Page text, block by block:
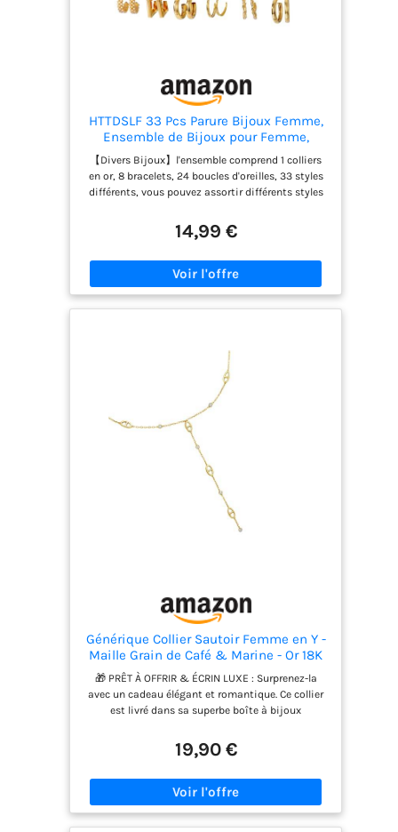
HTTDSLF 33 Pcs Parure Bijoux Femme,
Ensemble de Bijoux pour Femme,
Bracelet Femmes, Collier Femmes, Lot
de Bracelet Réglable Or pour Femme
Fille Cadeau Bijoux
【Divers Bijoux】l'ensemble comprend 1 colliers
en or, 8 bracelets, 24 boucles d'oreilles, 33 styles
différents, vous pouvez assortir différents styles
Un ensemble de bracelets simples et exquis.
Chaque bracelet peut être porté séparément ou
chaînes. Le bracelet en or polyvalent convient à
toutes les occasions. 【Taille】Un ensemble de
Pour Les Lieux】Parfait pour les concerts, le
cosplay et la vie quotidienne, que vous assistiez
à un concert de retour, que vous souhaitiez
adopter un look cosplay ou simplement montrer
votre amour à vos fans, cet ensemble de bijoux
s'associe facilement à la mode K-pop et aux
tenues de tous les jours. 【Cadeau IdéAl】
L'ensemble est le meilleur cadeau d'anniversaire
pour les amis, les amoureux, les couples, la mère
ou votre propre récompense. Idéal pour un
anniversaire, la Saint-Valentin, la fête des mères,
un anniversaire ou d'autres festivals surprise.
14,99 €
Générique Collier Sautoir Femme en Y -
Maille Grain de Café & Marine - Or 18K
sur Acier Inoxydable - Bijou Étanche et
Anti-Ternissement - Chaîne Cravate
Longue - Idée Cadeau
🎁 PRÊT À OFFRIR & ÉCRIN LUXE : Surprenez-la
avec un cadeau élégant et romantique. Ce collier
est livré dans sa superbe boîte à bijoux
fête ou simplement pour faire plaisir. Un bijou
prêt à offrir qui fera briller les yeux de celle qui le
en Acier Inoxydable 316L de haute qualité avec un
placage Or 18K renforcé. Il ne noircit pas, ne ternit
19,90 €